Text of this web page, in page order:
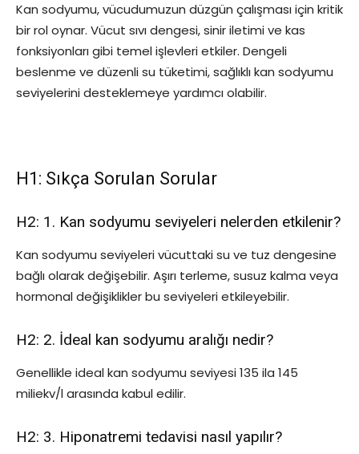
Kan sodyumu, vücudumuzun düzgün çalışması için kritik
bir rol oynar. Vücut sıvı dengesi, sinir iletimi ve kas
fonksiyonları gibi temel işlevleri etkiler. Dengeli
beslenme ve düzenli su tüketimi, sağlıklı kan sodyumu
seviyelerini desteklemeye yardımcı olabilir.
H1: Sıkça Sorulan Sorular
H2: 1. Kan sodyumu seviyeleri nelerden etkilenir?
Kan sodyumu seviyeleri vücuttaki su ve tuz dengesine
bağlı olarak değişebilir. Aşırı terleme, susuz kalma veya
hormonal değişiklikler bu seviyeleri etkileyebilir.
H2: 2. İdeal kan sodyumu aralığı nedir?
Genellikle ideal kan sodyumu seviyesi 135 ila 145
miliekv/l arasında kabul edilir.
H2: 3. Hiponatremi tedavisi nasıl yapılır?